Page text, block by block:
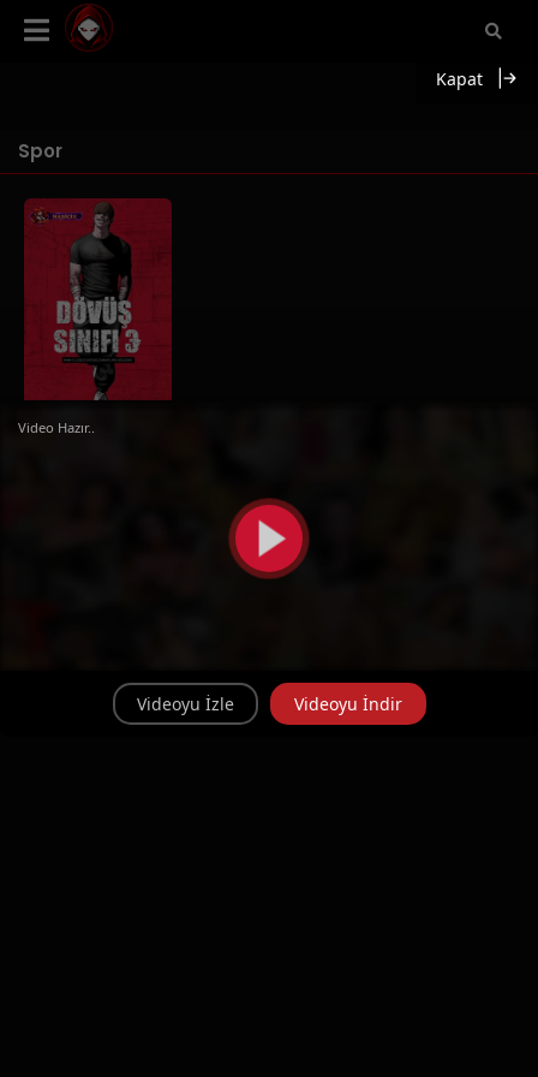
Spor
Fight Class 3
Video Hazır..
Videoyu İzle Videoyu İndir
Kapat